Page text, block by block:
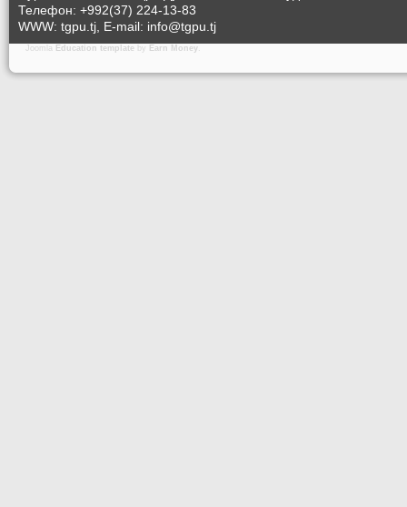
Телефон: +992(37) 224-13-83
WWW: tgpu.tj, E-mail: info@tgpu.tj
Joomla Education template by Earn Money